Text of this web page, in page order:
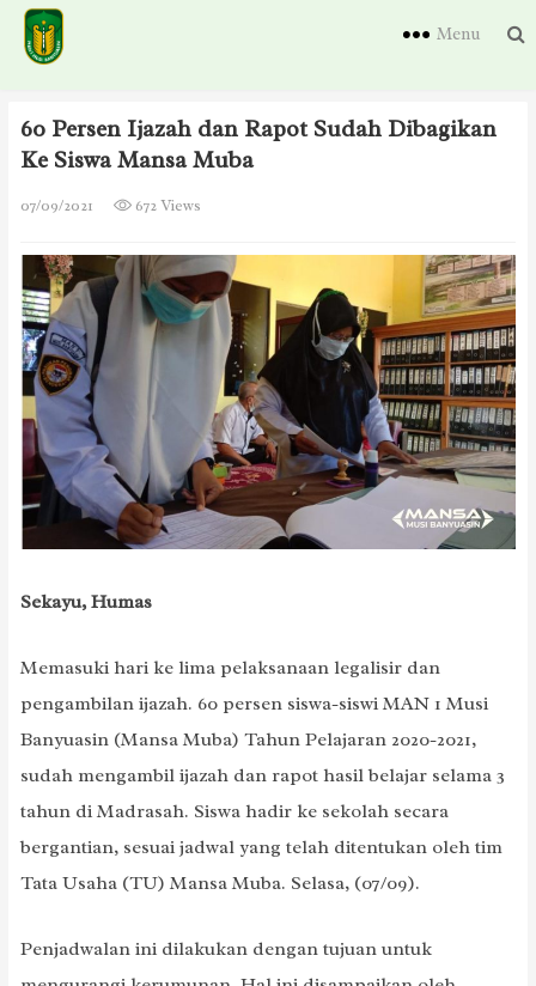
Menu
60 Persen Ijazah dan Rapot Sudah Dibagikan
Ke Siswa Mansa Muba
07/09/2021 672 Views
Sekayu, Humas
Memasuki hari ke lima pelaksanaan legalisir dan
pengambilan ijazah. 60 persen siswa-siswi MAN 1 Musi
Banyuasin (Mansa Muba) Tahun Pelajaran 2020-2021,
sudah mengambil ijazah dan rapot hasil belajar selama 3
tahun di Madrasah. Siswa hadir ke sekolah secara
bergantian, sesuai jadwal yang telah ditentukan oleh tim
Tata Usaha (TU) Mansa Muba. Selasa, (07/09).
Penjadwalan ini dilakukan dengan tujuan untuk